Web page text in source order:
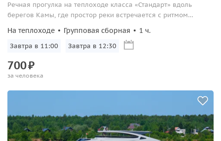
Речная прогулка на теплоходе класса «Стандарт» вдоль
берегов Камы, где простор реки встречается с ритмом
На теплоходе Групповая сборная 1 ч.
Завтра в 11:00 Завтра в 12:30
700₽
за человека